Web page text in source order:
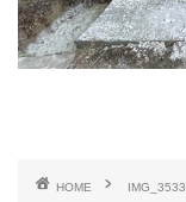
HOME IMG_3533